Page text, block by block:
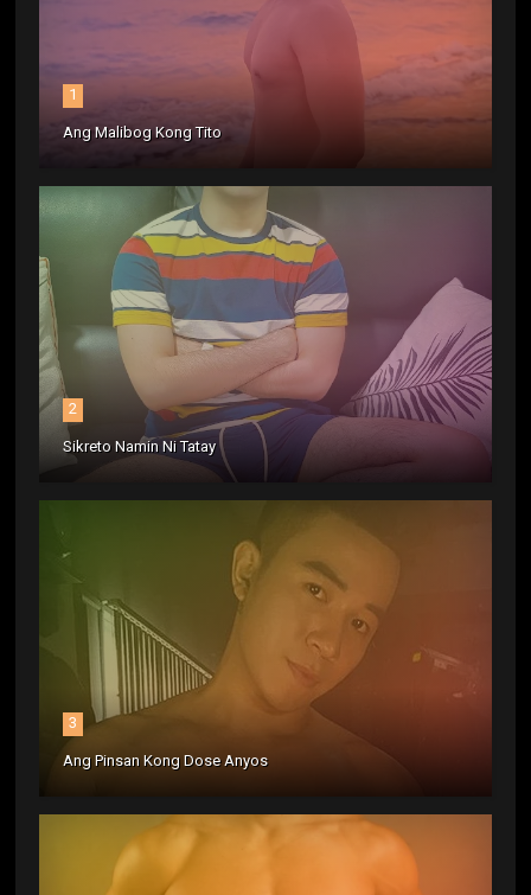
1
Ang Malibog Kong Tito
2
Sikreto Namin Ni Tatay
3
Ang Pinsan Kong Dose Anyos